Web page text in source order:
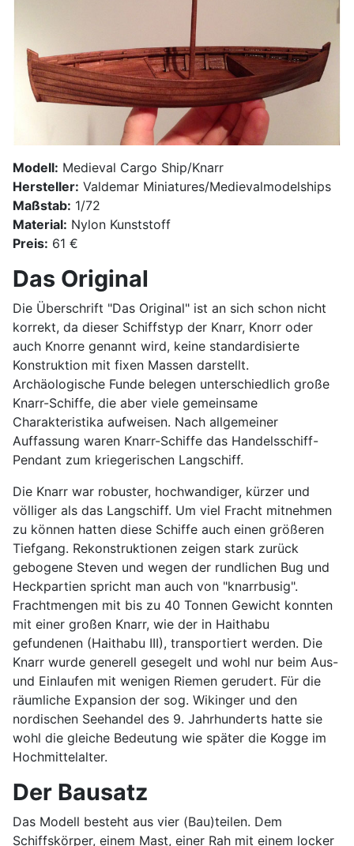
Modell: Medieval Cargo Ship/Knarr
Hersteller: Valdemar Miniatures/Medievalmodelships
Maßstab: 1/72
Material: Nylon Kunststoff
Preis: 61 €
Das Original
Die Überschrift "Das Original" ist an sich schon nicht
korrekt, da dieser Schiffstyp der Knarr, Knorr oder
auch Knorre genannt wird, keine standardisierte
Konstruktion mit fixen Massen darstellt.
Archäologische Funde belegen unterschiedlich große
Knarr-Schiffe, die aber viele gemeinsame
Charakteristika aufweisen. Nach allgemeiner
Auffassung waren Knarr-Schiffe das Handelsschiff-
Pendant zum kriegerischen Langschiff.
Die Knarr war robuster, hochwandiger, kürzer und
völliger als das Langschiff. Um viel Fracht mitnehmen
zu können hatten diese Schiffe auch einen größeren
Tiefgang. Rekonstruktionen zeigen stark zurück
gebogene Steven und wegen der rundlichen Bug und
Heckpartien spricht man auch von "knarrbusig".
Frachtmengen mit bis zu 40 Tonnen Gewicht konnten
mit einer großen Knarr, wie der in Haithabu
gefundenen (Haithabu III), transportiert werden. Die
Knarr wurde generell gesegelt und wohl nur beim Aus-
und Einlaufen mit wenigen Riemen gerudert. Für die
räumliche Expansion der sog. Wikinger und den
nordischen Seehandel des 9. Jahrhunderts hatte sie
wohl die gleiche Bedeutung wie später die Kogge im
Hochmittelalter.
Der Bausatz
Das Modell besteht aus vier (Bau)teilen. Dem
Schiffskörper, einem Mast, einer Rah mit einem locker